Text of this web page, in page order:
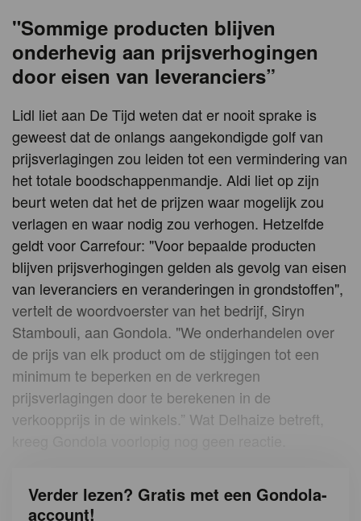
"Sommige producten blijven
onderhevig aan prijsverhogingen
door eisen van leveranciers”
Lidl liet aan De Tijd weten dat er nooit sprake is
geweest dat de onlangs aangekondigde golf van
prijsverlagingen zou leiden tot een vermindering van
het totale boodschappenmandje. Aldi liet op zijn
beurt weten dat het de prijzen waar mogelijk zou
verlagen en waar nodig zou verhogen. Hetzelfde
geldt voor Carrefour: "Voor bepaalde producten
blijven prijsverhogingen gelden als gevolg van eisen
van leveranciers en veranderingen in grondstoffen",
vertelt de woordvoerster van het bedrijf, Siryn
Stambouli, aan Gondola. "We onderhandelen over
de prijs van elk product om de stijgingen tot een
minimum te beperken en de verkregen
prijsverlagingen door te berekenen in de
verkoopprijs in de winkels.” Wat Delhaize betreft,
Verder lezen? Gratis met een Gondola-
account!